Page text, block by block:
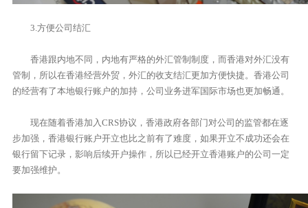
3.方便公司结汇
香港跟内地不同，内地有严格的外汇管制制度，而香港对外汇没有
管制，所以在香港经营外贸，外汇的收支结汇更加方便快捷。香港公司
的经营有了本地银行账户的加持，公司业务进军国际市场也更加畅通。
现在随着香港加入CRS协议，香港政府各部门对公司的监管都在逐
步加强，香港银行账户开立也比之前有了难度，如果开立不成功还会在
银行留下记录，影响后续开户操作，所以已经开立香港账户的公司一定
要加强维护。